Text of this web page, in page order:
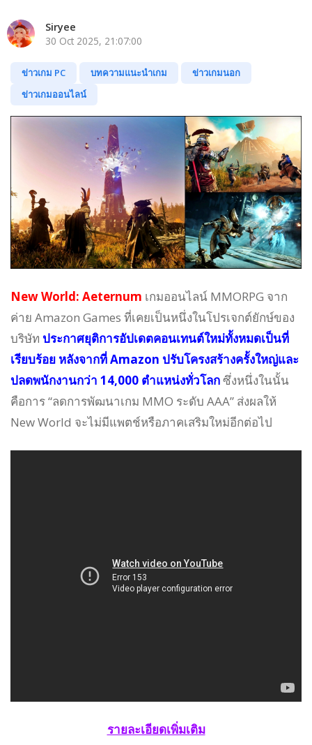
Siryee
30 Oct 2025, 21:07:00
ข่าวเกม PC บทความแนะนำเกม
ข่าวเกมนอก
ข่าวเกมออนไลน์
New World: Aeternum เกมออนไลน์ MMORPG จาก
ค่าย Amazon Games ที่เคยเป็นหนึ่งในโปรเจกต์ยักษ์ของ
บริษัท ประกาศยุติการอัปเดตคอนเทนต์ใหม่ทั้งหมดเป็นที่
เรียบร้อย หลังจากที่ Amazon ปรับโครงสร้างครั้งใหญ่และ
ปลดพนักงานกว่า 14,000 ตำแหน่งทั่วโลกซึ่งหนึ่งในนั้น
คือการ “ลดการพัฒนาเกม MMO ระดับ AAA” ส่งผลให้
New World จะไม่มีแพตช์หรือภาคเสริมใหม่อีกต่อไป
รายละเอียดเพิ่มเติม